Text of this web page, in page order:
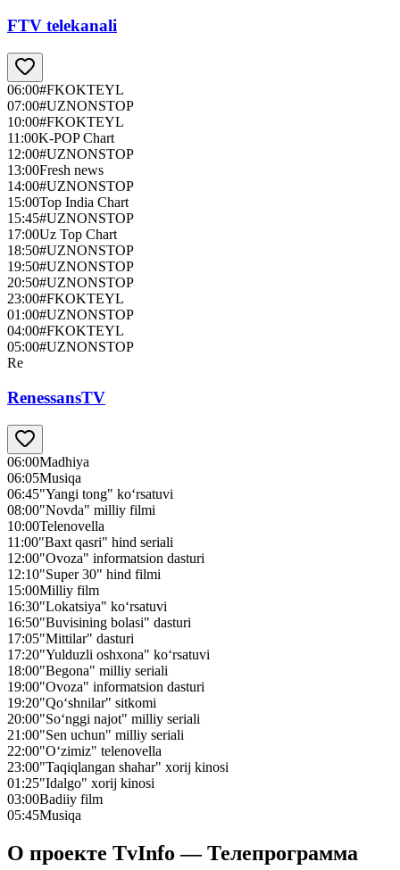
FTV telekanali
06:00#FKOKTEYL
07:00#UZNONSTOP
10:00#FKOKTEYL
11:00K-POP Chart
12:00#UZNONSTOP
13:00Fresh news
14:00#UZNONSTOP
15:00Top India Chart
15:45#UZNONSTOP
17:00Uz Top Chart
18:50#UZNONSTOP
19:50#UZNONSTOP
20:50#UZNONSTOP
23:00#FKOKTEYL
01:00#UZNONSTOP
04:00#FKOKTEYL
05:00#UZNONSTOP
Re
RenessansTV
06:00Madhiya
06:05Musiqa
06:45"Yangi tong" ko‘rsatuvi
08:00"Novda" milliy filmi
10:00Telenovella
11:00"Baxt qasri" hind seriali
12:00"Ovoza" informatsion dasturi
12:10"Super 30" hind filmi
15:00Milliy film
16:30"Lokatsiya" ko‘rsatuvi
16:50"Buvisining bolasi" dasturi
17:05"Mittilar" dasturi
17:20"Yulduzli oshxona" ko‘rsatuvi
18:00"Begona" milliy seriali
19:00"Ovoza" informatsion dasturi
19:20"Qo‘shnilar" sitkomi
20:00"So‘nggi najot" milliy seriali
21:00"Sen uchun" milliy seriali
22:00"O‘zimiz" telenovella
23:00"Taqiqlangan shahar" xorij kinosi
01:25"Idalgo" xorij kinosi
03:00Badiiy film
05:45Musiqa
О проекте TvInfo — Телепрограмма